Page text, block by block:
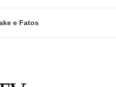
e Fatos